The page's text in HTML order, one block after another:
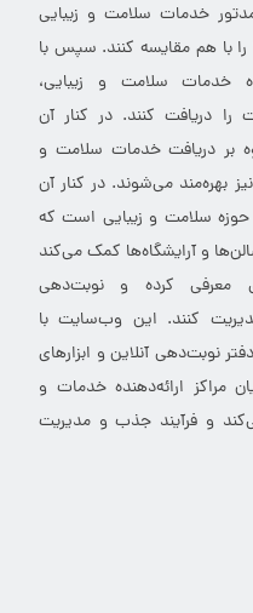
خدمات سلامت و زیبایی
با هم مقایسه کنند. سپس با
خدمات سلامت و زیبایی،
دریافت کنند. در کنار آن
بر دریافت خدمات سلامت و
بهره‌مند می‌شوند. در کنار آن
سلامت و زیبایی است که
و آرایشگاه‌ها کمک می‌کند
معرفی کرده و نوبت‌دهی
کنند. این وب‌سایت با
نوبت‌دهی آنلاین و ابزارهای
مراکز ارائه‌دهنده خدمات و
و فرآیند جذب و مدیریت